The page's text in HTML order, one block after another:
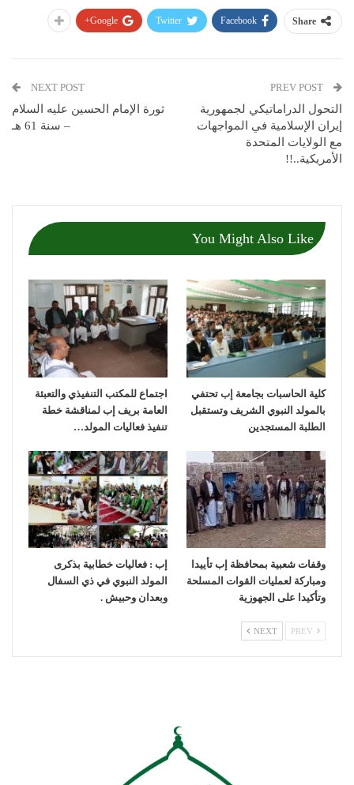
Share
Facebook
Twitter
Google+
التحول الدراماتيكي لجمهورية
إيران الإسلامية في المواجهات
مع الولايات المتحدة
الأمريكية..!!
NEXT POST
ثورة الإمام الحسين عليه السلام
– سنة 61 هـ
You Might Also Like
كلية الحاسبات بجامعة إب تحتفي
بالمولد النبوي الشريف وتستقبل
الطلبة المستجدين
اجتماع للمكتب التنفيذي والتعبئة
العامة بريف إب لمناقشة خطة
تنفيذ فعاليات المولد…
وقفات شعبية بمحافظة إب تأييدا
ومباركة لعمليات القوات المسلحة
وتأكيدا على الجهوزية
إب : فعاليات خطابية بذكرى
المولد النبوي في ذي السفال
وبعدان وحبيش .
NEXT